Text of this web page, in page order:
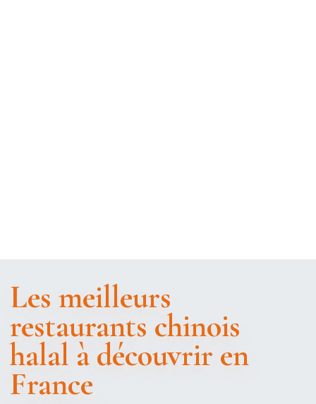
Les meilleurs
restaurants chinois
halal à découvrir en
France